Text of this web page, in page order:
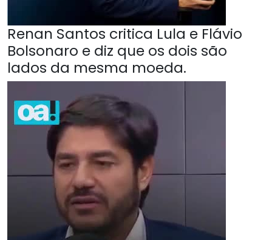
Renan Santos critica Lula e Flávio
Bolsonaro e diz que os dois são
lados da mesma moeda.